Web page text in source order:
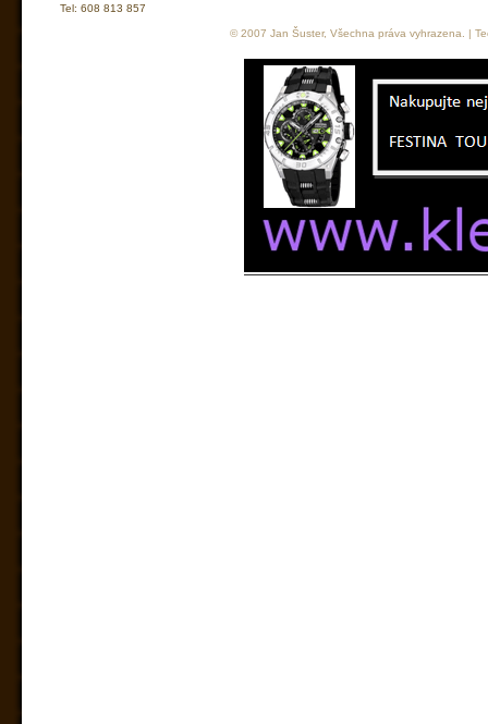
Tel: 608 813 857
© 2007 Jan Šuster, Všechna práva vyhrazena. |